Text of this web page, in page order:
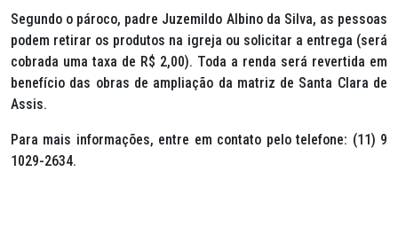
Segundo o pároco, padre Juzemildo Albino da Silva, as pessoas
podem retirar os produtos na igreja ou solicitar a entrega (será
cobrada uma taxa de R$ 2,00). Toda a renda será revertida em
benefício das obras de ampliação da matriz de Santa Clara de
Assis.
Para mais informações, entre em contato pelo telefone: (11) 9
1029-2634.